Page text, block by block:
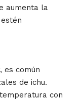
aumenta la
es común
de ichu.
con